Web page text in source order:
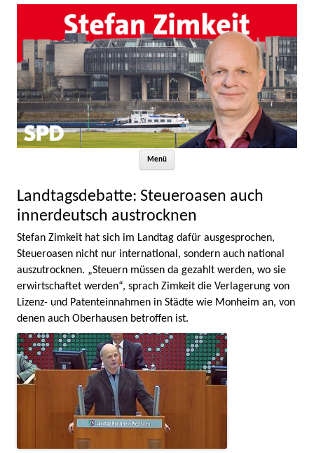
Menü
Landtagsdebatte: Steueroasen auch
innerdeutsch austrocknen
Stefan Zimkeit hat sich im Landtag dafür ausgesprochen,
Steueroasen nicht nur international, sondern auch national
auszutrocknen. „Steuern müssen da gezahlt werden, wo sie
erwirtschaftet werden“, sprach Zimkeit die Verlagerung von
Lizenz- und Patenteinnahmen in Städte wie Monheim an, von
denen auch Oberhausen betroffen ist.